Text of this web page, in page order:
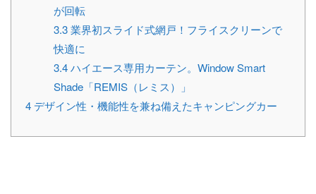
が回転
3.3業界初スライド式網戸！フライスクリーンで
快適に
3.4ハイエース専用カーテン。Window Smart
Shade「REMIS（レミス）」
4 デザイン性・機能性を兼ね備えたキャンピングカー